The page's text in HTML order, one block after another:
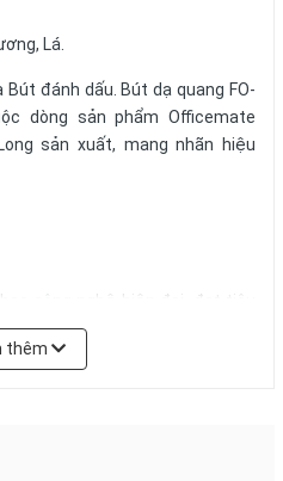
Lá.
đánh dấu. Bút dạ quang FO-
dòng sản phẩm Officemate
sản xuất, mang nhãn hiệu
công nghệ hiện đại, đạt tiêu
không lăn khi đặt trên bàn .
FO-HL02
thêm